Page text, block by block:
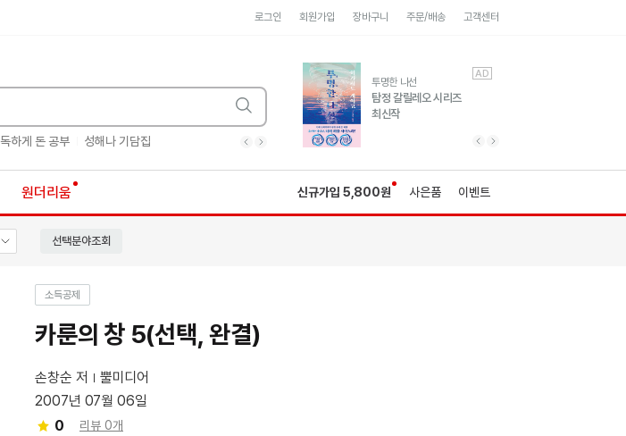
로그인 회원가입 장바구니 주문/배송 고객센터
독하게 돈 공부 성해나 기담집 히가시노게이고 추모 수족관 독하게 돈 공부
유럽 도시 기행3
풍성한 서사와 인문학적
통찰!
AD
투명한 나선
탐정 갈릴레오 시리즈
최신작
AD
원더리움 신규가입 5,800원 사은품 이벤트
선택분야조회
소득공제
카룬의 창 5(선택, 완결)
손창순 저
뿔미디어
2007년 07월 06일
0
리뷰 0개